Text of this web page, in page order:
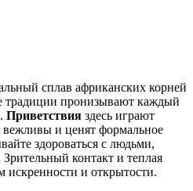
сплав африканских корней
традиции пронизывают каждый
Приветствия здесь играют
и ценят формальное
здороваться с людьми,
контакт и теплая
искренности и открытости.